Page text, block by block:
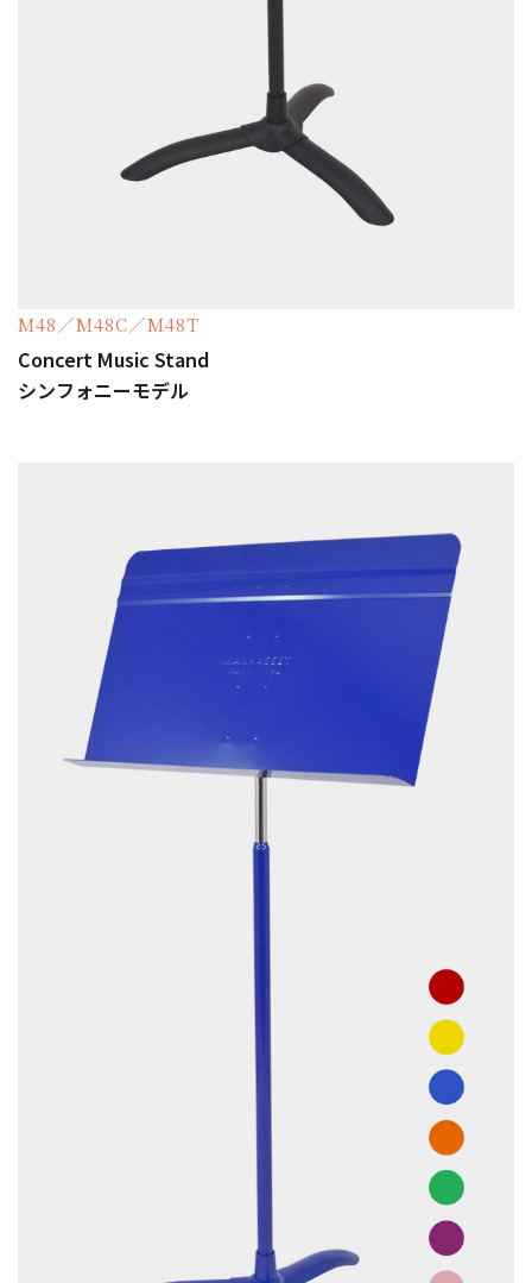
M48／M48C／M48T
Concert Music Stand
シンフォニーモデル